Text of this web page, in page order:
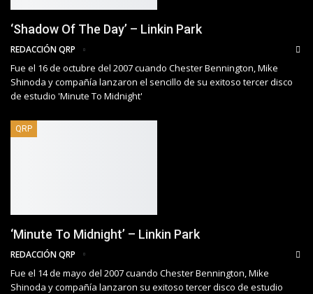
‘Shadow Of The Day’ – Linkin Park
REDACCIÓN QRP
Fue el 16 de octubre del 2007 cuando Chester Bennington, Mike
Shinoda y compañía lanzaron el sencillo de su exitoso tercer disco
de estudio 'Minute To Midnight'
QRP
‘Minute To Midnight’ – Linkin Park
REDACCIÓN QRP
Fue el 14 de mayo del 2007 cuando Chester Bennington, Mike
Shinoda y compañía lanzaron su exitoso tercer disco de estudio